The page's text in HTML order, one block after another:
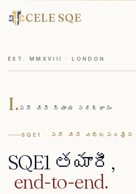
CELE SQE
EST. MMXVIII · LONDON
I. పని చేసే న్యాయ పరిజ్ఞానం
SQE1 · పని చేసే చట్టపరమైన
SQE1 తయారీ,
end-to-end.